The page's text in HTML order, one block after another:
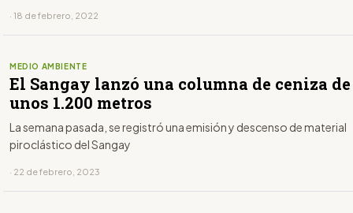
· 18 de febrero, 2022
MEDIO AMBIENTE
El Sangay lanzó una columna de ceniza de
unos 1.200 metros
La semana pasada, se registró una emisión y descenso de material
piroclástico del Sangay
· 22 de febrero, 2023